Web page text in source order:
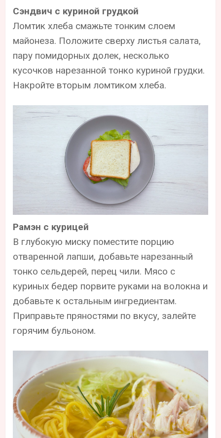
Сэндвич с куриной грудкой
Ломтик хлеба смажьте тонким слоем
майонеза. Положите сверху листья салата,
пару помидорных долек, несколько
кусочков нарезанной тонко куриной грудки.
Накройте вторым ломтиком хлеба.
Рамэн с курицей
В глубокую миску поместите порцию
отваренной лапши, добавьте нарезанный
тонко сельдерей, перец чили. Мясо с
куриных бедер порвите руками на волокна и
добавьте к остальным ингредиентам.
Приправьте пряностями по вкусу, залейте
горячим бульоном.